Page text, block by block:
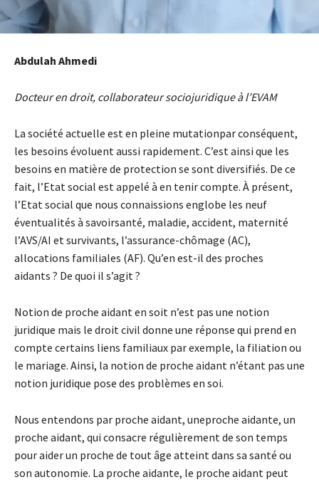
Abdulah Ahmedi
Docteur en droit, collaborateur sociojuridique à l’EVAM
La société actuelle est en pleine mutationpar conséquent,
les besoins évoluent aussi rapidement. C’est ainsi que les
besoins en matière de protection se sont diversifiés. De ce
fait, l’Etat social est appelé à en tenir compte. À présent,
l’Etat social que nous connaissions englobe les neuf
éventualités à savoirsanté, maladie, accident, maternité
l’AVS/AI et survivants, l’assurance-chômage (AC),
allocations familiales (AF). Qu’en est-il des proches
aidants ? De quoi il s’agit ?
Notion de proche aidant en soit n’est pas une notion
juridique mais le droit civil donne une réponse qui prend en
compte certains liens familiaux par exemple, la filiation ou
le mariage. Ainsi, la notion de proche aidant n’étant pas une
notion juridique pose des problèmes en soi.
Nous entendons par proche aidant, uneproche aidante, un
proche aidant, qui consacre régulièrement de son temps
pour aider un proche de tout âge atteint dans sa santé ou
son autonomie. La proche aidante, le proche aidant peut